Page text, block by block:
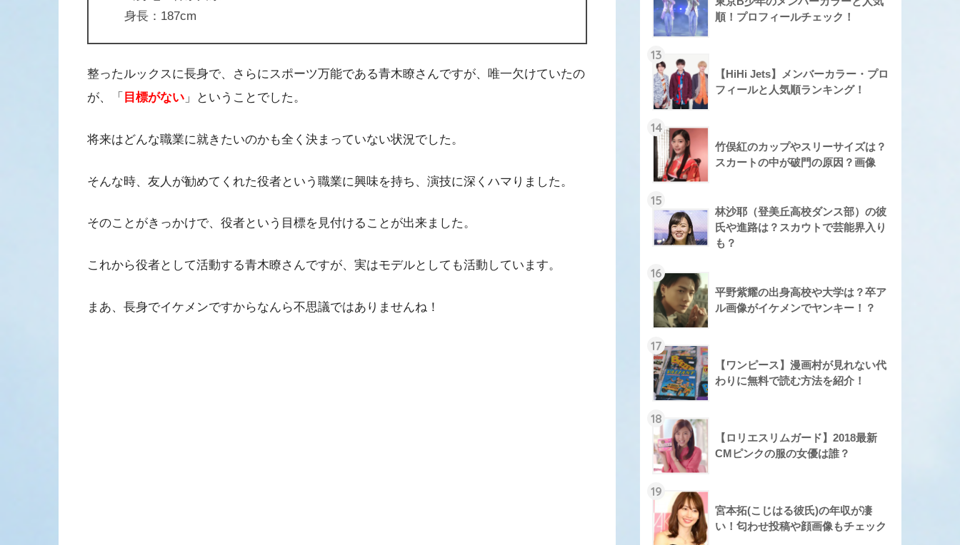
身長：187cm
整ったルックスに長身で、さらにスポーツ万能である青木瞭さんですが、唯一欠けていたの
が、「 目標がない 」ということでした。
将来はどんな職業に就きたいのかも全く決まっていない状況でした。
そんな時、友人が勧めてくれた役者という職業に興味を持ち、演技に深くハマりました。
そのことがきっかけで、役者という目標を見付けることが出来ました。
これから役者として活動する青木瞭さんですが、実はモデルとしても活動しています。
まあ、長身でイケメンですからなんら不思議ではありませんね！
順！プロフィールチェック！
13
【HiHi Jets】メンバーカラー・プロ
フィールと人気順ランキング！
14
竹俣紅のカップやスリーサイズは？
スカートの中が破門の原因？画像
15
林沙耶（登美丘高校ダンス部）の彼
氏や進路は？スカウトで芸能界入り
も？
16
平野紫耀の出身高校や大学は？卒ア
ル画像がイケメンでヤンキー！？
17
【ワンピース】漫画村が見れない代
わりに無料で読む方法を紹介！
18
【ロリエスリムガード】2018最新
CMピンクの服の女優は誰？
19
宮本拓(こじはる彼氏)の年収が凄
い！匂わせ投稿や顔画像もチェック